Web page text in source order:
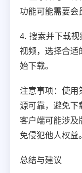
功能可能需要会
4. 搜索并下载
视频，选择合适
始下载。
注意事项：使用
源可靠，避免下
客户端可能涉及
免侵犯他人权益。
总结与建议